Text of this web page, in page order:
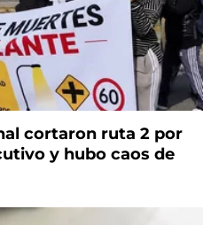
cortaron ruta 2 por
y hubo caos de